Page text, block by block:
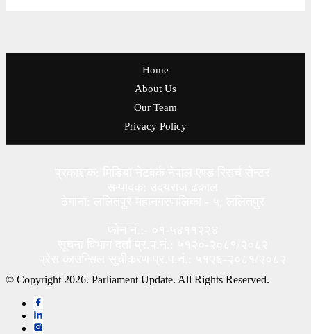
Home
About Us
Our Team
Privacy Policy
© Copyright 2026. Parliament Update. All Rights Reserved.